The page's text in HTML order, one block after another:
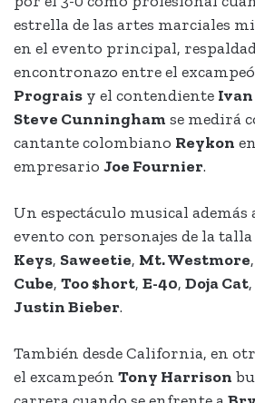
estrella de las artes marciales
en el evento principal,
encontronazo entre el
Prograis y el contendiente Ivan
Steve Cunningham se medirá
cantante colombiano Reykon
empresario Joe Fournier.
Un espectáculo musical además
evento con personajes de la talla
Keys, Saweetie, Mt. Westmore,
Cube, Too $hort, E-40, Doja Cat,
Justin Bieber.
También desde California, en
el excampeón Tony Harrison